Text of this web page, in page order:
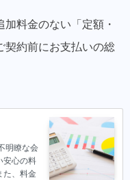
料金のない「定額・
契約前にお支払いの総
明瞭な会
安心の料
た、料金